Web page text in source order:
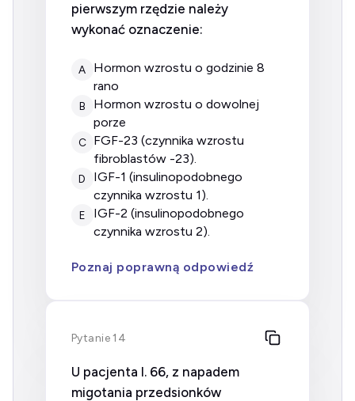
pierwszym rzędzie należy
wykonać oznaczenie:
A
hormon wzrostu o godzinie 8
rano
B
hormon wzrostu o dowolnej
porze
C
FGF-23 (czynnika wzrostu
fibroblastów -23).
D
IGF-1 (insulinopodobnego
czynnika wzrostu 1).
E
IGF-2 (insulinopodobnego
czynnika wzrostu 2).
Poznaj poprawną odpowiedź
Pytanie 14
U pacjenta l. 66, z napadem
migotania przedsionków